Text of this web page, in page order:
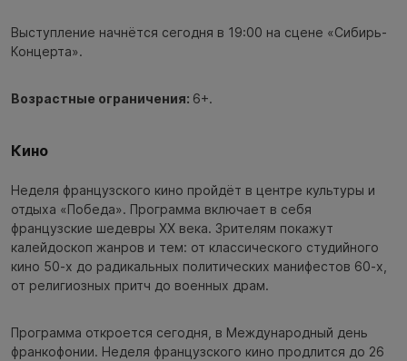
Выступление начнётся сегодня в 19:00 на сцене «Сибирь-
Концерта».
Возрастные ограничения: 6+.
Кино
Неделя французского кино пройдёт в центре культуры и
отдыха «Победа». Программа включает в себя
французские шедевры XX века. Зрителям покажут
калейдоскоп жанров и тем: от классического студийного
кино 50-х до радикальных политических манифестов 60-х,
от религиозных притч до военных драм.
Программа откроется сегодня, в Международный день
франкофонии. Неделя французского кино продлится до 26